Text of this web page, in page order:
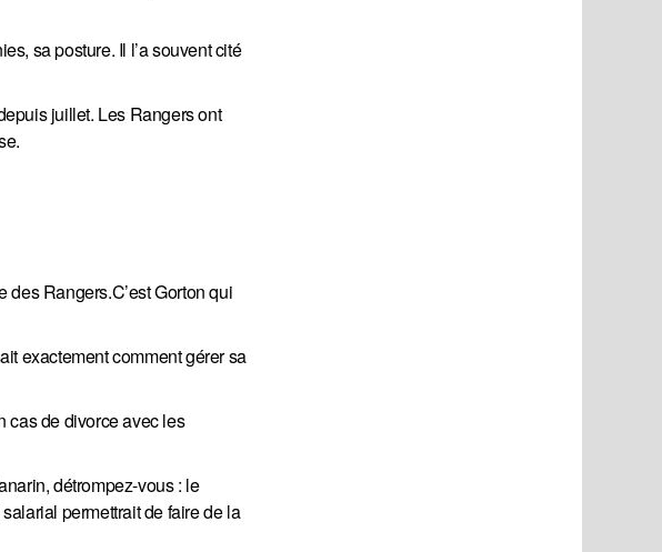
sa posture. Il l’a souvent cité
juillet. Les Rangers ont
des Rangers.C’est Gorton qui
exactement comment gérer sa
cas de divorce avec les
détrompez-vous : le
permettrait de faire de la